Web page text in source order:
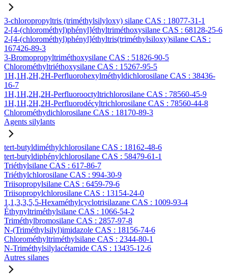
3-chloropropyltris (triméthylsilyloxy) silane CAS : 18077-31-1
2-[4-(chlorométhyl)phényl]éthyltriméthoxysilane CAS : 68128-25-6
2-[4-(chlorométhyl)phényl]éthyltris(triméthylsiloxy)silane CAS :
167426-89-3
3-Bromopropyltriméthoxysilane CAS : 51826-90-5
Chlorométhyltriéthoxysilane CAS : 15267-95-5
1H,1H,2H,2H-Perfluorohexylméthyldichlorosilane CAS : 38436-
16-7
1H,1H,2H,2H-Perfluorooctyltrichlorosilane CAS : 78560-45-9
1H,1H,2H,2H-Perfluorodécyltrichlorosilane CAS : 78560-44-8
Chlorométhydichlorosilane CAS : 18170-89-3
Agents silylants
tert-butyldiméthylchlorosilane CAS : 18162-48-6
tert-butyldiphénylchlorosilane CAS : 58479-61-1
Triéthylsilane CAS : 617-86-7
Triéthylchlorosilane CAS : 994-30-9
Triisopropylsilane CAS : 6459-79-6
Triisopropylchlorosilane CAS : 13154-24-0
1,1,3,3,5,5-Hexaméthylcyclotrisilazane CAS : 1009-93-4
Éthynyltriméthylsilane CAS : 1066-54-2
Triméthylbromosilane CAS : 2857-97-8
N-(Triméthylsilyl)imidazole CAS : 18156-74-6
Chlorométhyltriméthylsilane CAS : 2344-80-1
N-Triméthylsilylacétamide CAS : 13435-12-6
Autres silanes